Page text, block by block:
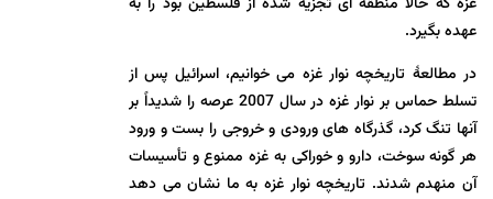
عهده بگیرد.
در مطالعۀ تاریخچه نوار غزه می خوانیم، اسرائیل پس از
تسلط حماس بر نوار غزه در سال 2007 عرصه را شدیداً بر
آنها تنگ کرد، گذرگاه های ورودی و خروجی را بست و ورود
هر گونه سوخت، دارو و خوراکی به غزه ممنوع و تأسیسات
آن منهدم شدند. تاریخچه نوار غزه به ما نشان می دهد